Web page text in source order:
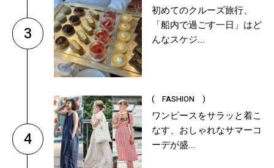
3
初めてのクルーズ旅行、
「船内で過ごす一日」はど
んなスケジ...
4
( FASHION )
ワンピースをサラッと着こ
なす、おしゃれなサマーコ
ーデが盛...